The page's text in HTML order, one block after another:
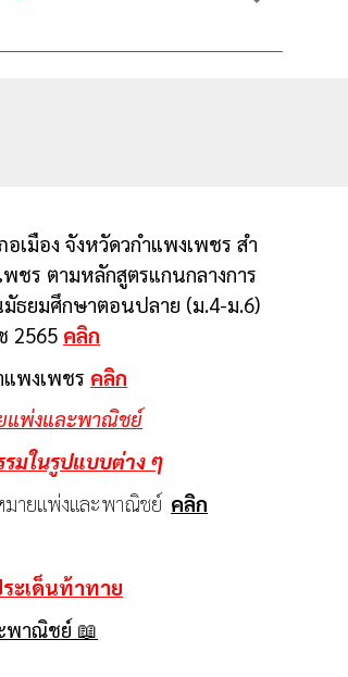
อเมือง จังหวัดวกําแพงเพชร สํา
ชร ตามหลักสูตรแกนกลางการ
ยมศึกษาตอนปลาย (ม.4-ม.6)
2565 คลิก
แพงเพชร คลิก
แพ่งและพาณิชย์
มในรูปแบบต่าง ๆ
มายแพ่งและพาณิชย์ คลิก
ะเด็นท้าทาย
พาณิชย์ 📖